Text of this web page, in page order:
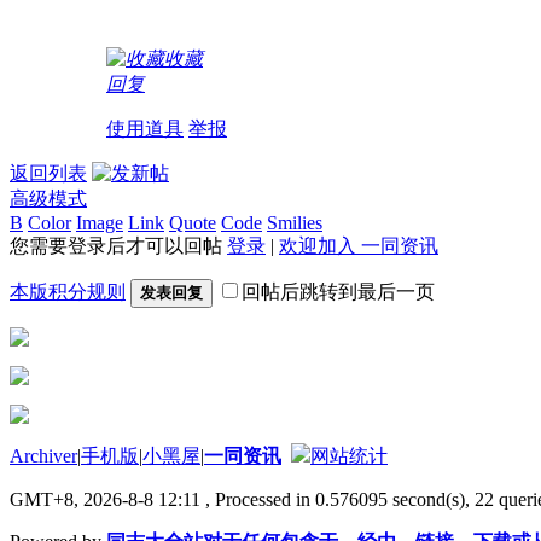
收藏
回复
使用道具 举报
返回列表
高级模式
B Color Image Link Quote Code Smilies
您需要登录后才可以回帖 登录 | 欢迎加入 一同资讯
本版积分规则 发表回复 回帖后跳转到最后一页
Archiver|手机版|小黑屋|一同资讯 网站统计
GMT+8, 2026-8-8 12:11 , Processed in 0.576095 second(s), 22